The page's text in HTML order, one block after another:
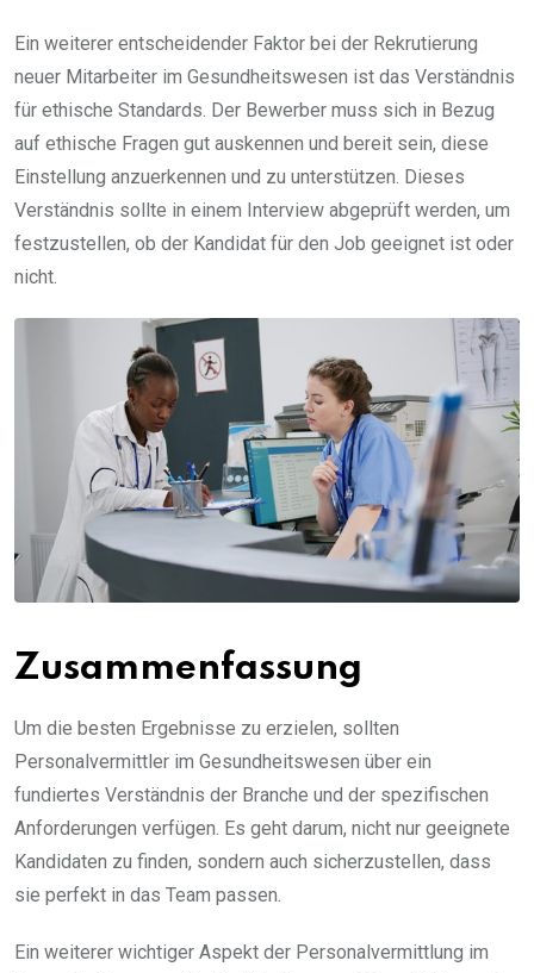
Ein weiterer entscheidender Faktor bei der Rekrutierung
neuer Mitarbeiter im Gesundheitswesen ist das Verständnis
für ethische Standards. Der Bewerber muss sich in Bezug
auf ethische Fragen gut auskennen und bereit sein, diese
Einstellung anzuerkennen und zu unterstützen. Dieses
Verständnis sollte in einem Interview abgeprüft werden, um
festzustellen, ob der Kandidat für den Job geeignet ist oder
nicht.
Zusammenfassung
Um die besten Ergebnisse zu erzielen, sollten
Personalvermittler im Gesundheitswesen über ein
fundiertes Verständnis der Branche und der spezifischen
Anforderungen verfügen. Es geht darum, nicht nur geeignete
Kandidaten zu finden, sondern auch sicherzustellen, dass
sie perfekt in das Team passen.
Ein weiterer wichtiger Aspekt der Personalvermittlung im